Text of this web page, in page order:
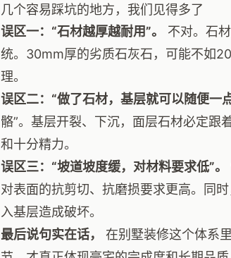
几个容易踩坑的地方，我们见得多了
误区一：“石材越厚越耐用”。
不对。石
统。30mm厚的劣质石灰石，可能不如
理。
误区二：“做了石材，基层就可以随便一点
骼”。基层开裂、下沉，面层石材必定跟
和十分精力。
误区三：“坡道坡度缓，对材料要求低”。
对表面的抗剪切、抗磨损要求更高。同
入基层造成破坏。
最后说句实在话，
在别墅装修这个体系